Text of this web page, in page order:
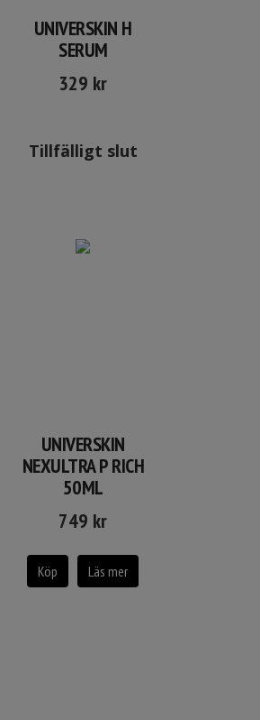
UNIVERSKIN H
SERUM
329 kr
Tillfälligt slut
UNIVERSKIN
NEXULTRA P RICH
50ML
749 kr
Köp Läs mer